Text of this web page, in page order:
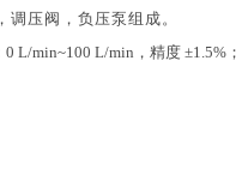
压阀，负压泵组成。
0 L/min~100 L/min ，精度 ±1.5%；